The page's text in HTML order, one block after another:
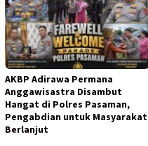
AKBP Adirawa Permana
Anggawisastra Disambut
Hangat di Polres Pasaman,
Pengabdian untuk Masyarakat
Berlanjut